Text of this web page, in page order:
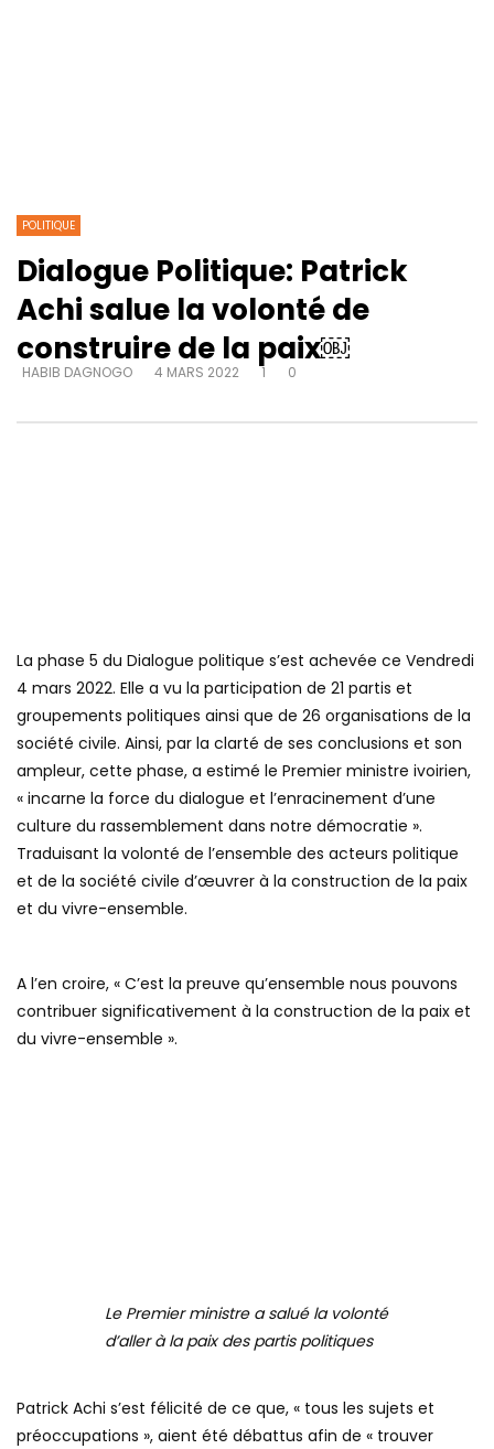
POLITIQUE
Dialogue Politique: Patrick
Achi salue la volonté de
construire de la paix￼
HABIB DAGNOGO 4 MARS 2022 1 0
La phase 5 du Dialogue politique s’est achevée ce Vendredi
4 mars 2022. Elle a vu la participation de 21 partis et
groupements politiques ainsi que de 26 organisations de la
société civile. Ainsi, par la clarté de ses conclusions et son
ampleur, cette phase, a estimé le Premier ministre ivoirien,
« incarne la force du dialogue et l’enracinement d’une
culture du rassemblement dans notre démocratie ».
Traduisant la volonté de l’ensemble des acteurs politique
et de la société civile d’œuvrer à la construction de la paix
et du vivre-ensemble.
A l’en croire, « C’est la preuve qu’ensemble nous pouvons
contribuer significativement à la construction de la paix et
du vivre-ensemble ».
Le Premier ministre a salué la volonté
d’aller à la paix des partis politiques
Patrick Achi s’est félicité de ce que, « tous les sujets et
préoccupations », aient été débattus afin de « trouver